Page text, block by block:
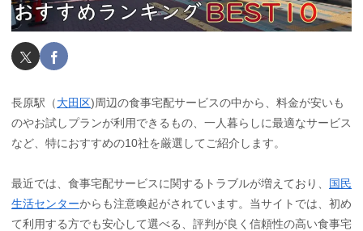
長原駅（大田区)周辺の食事宅配サービスの中から、料金が安いも
のやお試しプランが利用できるもの、一人暮らしに最適なサービス
など、特におすすめの10社を厳選してご紹介します。
最近では、食事宅配サービスに関するトラブルが増えており、
国民
生活センターからも注意喚起がされています。当サイトでは、初め
て利用する方でも安心して選べる、評判が良く信頼性の高い食事宅